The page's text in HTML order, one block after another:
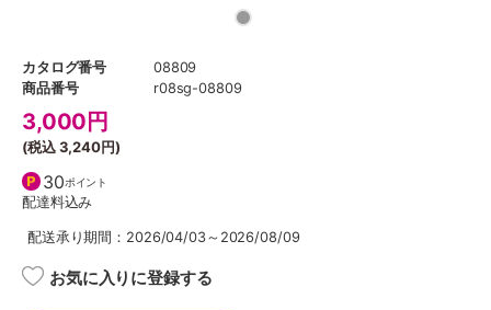
カタログ番号
08809
商品番号
r08sg-08809
3,000 円
(税込3,240円)
30ポイント
配達料込み
配送承り期間：2026/04/03～2026/08/09
お気に入りに登録する